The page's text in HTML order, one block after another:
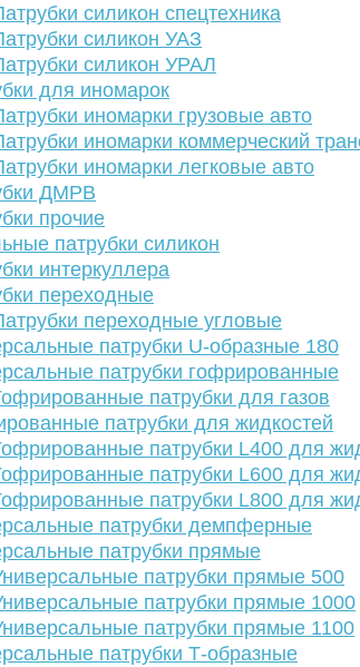
силикон спецтехника
силикон УАЗ
силикон УРАЛ
для иномарок
иномарки грузовые авто
иномарки коммерческий
иномарки легковые авто
ДМРВ
прочие
патрубки силикон
интеркуллера
переходные
переходные угловые
патрубки U-образные 180
патрубки гофрированные
патрубки для газов
патрубки для жидкостей
патрубки L400 для
патрубки L600 для
патрубки L800 для
патрубки демпферные
патрубки прямые
патрубки прямые 500
патрубки прямые 1000
патрубки прямые 1100
патрубки Т-образные